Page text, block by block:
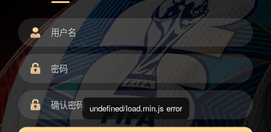
undefined/load.min.js error